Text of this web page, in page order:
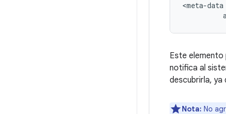
<meta-data
Este elemento
notifica al
descubrirla, ya
Nota: No